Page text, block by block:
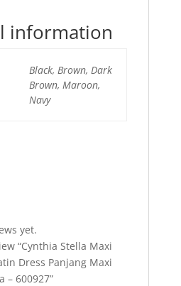
information
Black, Brown, Dark
Brown, Maroon,
Navy
yet.
“Cynthia Stella Maxi
Dress Panjang Maxi
– 600927”